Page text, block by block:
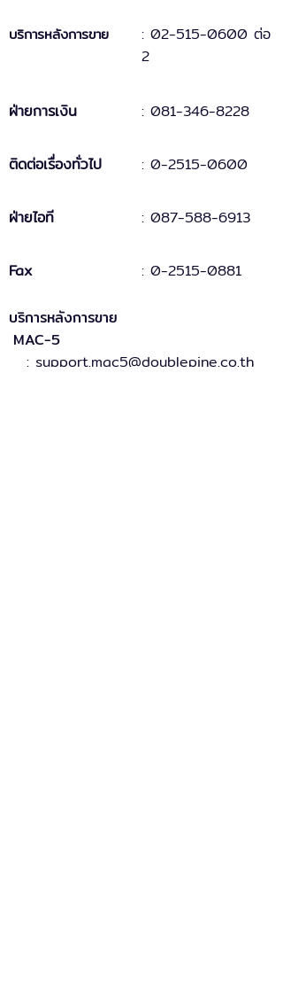
บริการหลังการขาย : 02-515-0600 ต่อ
2
ฝ่ายการเงิน : 081-346-8228
ติดต่อเรื่องทั่วไป : 0-2515-0600
ฝ่ายไอที : 087-588-6913
Fax : 0-2515-0881
บริการหลังการขาย
MAC-5
: support.mac5@doublepine.co.th